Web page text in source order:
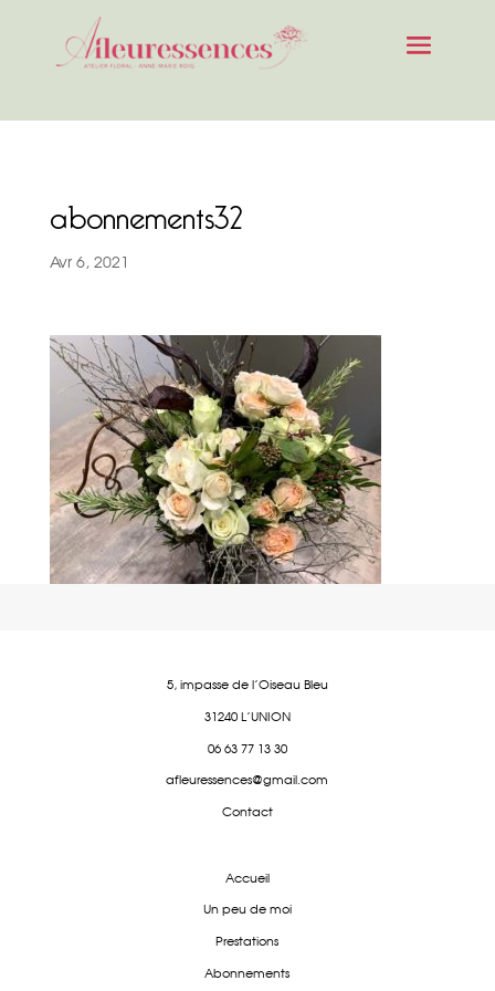
abonnements32
Avr 6, 2021
5, impasse de l'Oiseau Bleu
31240 L'UNION
06 63 77 13 30
afleuressences@gmail.com
Contact
Accueil
Un peu de moi
Prestations
Abonnements